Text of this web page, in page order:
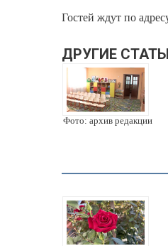
Гостей ждут по
ДРУГИЕ
Фото: архив редакции